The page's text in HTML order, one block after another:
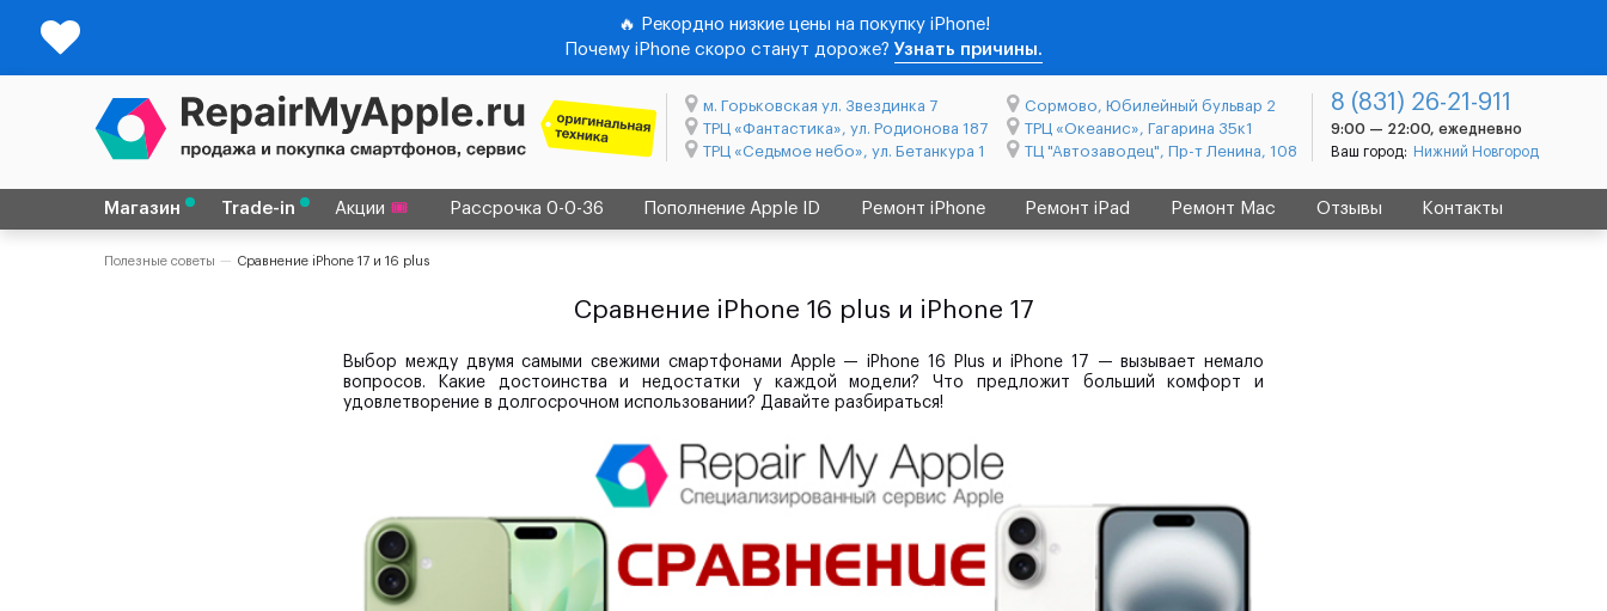
🔥 Рекордно низкие цены на покупку iPhone!
Почему iPhone скоро станут дороже? Узнать причины.
м. Горьковская ул. Звездинка 7
ТРЦ «Фантастика», ул. Родионова 187
ТРЦ «Седьмое небо», ул. Бетанкура 1
Сормово, Юбилейный бульвар 2
ТРЦ «Океанис», Гагарина 35к1
ТЦ "Автозаводец", Пр-т Ленина, 108
8 (831) 26-21-911
9:00 — 22:00, ежедневно
Ваш город:
Нижний Новгород
Магазин Trade-in Акции Рассрочка 0-0-36 Пополнение Apple ID Ремонт iPhone Ремонт iPad Ремонт Mac Отзывы Контакты
Полезные советы Сравнение iPhone 17 и 16 plus
Сравнение iPhone 16 plus и iPhone 17
Выбор между двумя самыми свежими смартфонами Apple — iPhone 16 Plus и iPhone 17 — вызывает немало
вопросов. Какие достоинства и недостатки у каждой модели? Что предложит больший комфорт и
удовлетворение в долгосрочном использовании? Давайте разбираться!